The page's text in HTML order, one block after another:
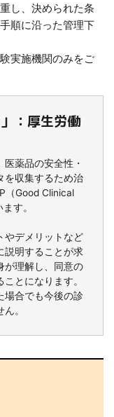
し、決められた条
順に沿った管理下
実施機関のみをご
：厚生労働
薬品の安全性・
を収集するため治
（Good Clinical
す。
やデメリットなど
説明することが求
が理解し、同意の
とになります。
場合でも今後の診
。